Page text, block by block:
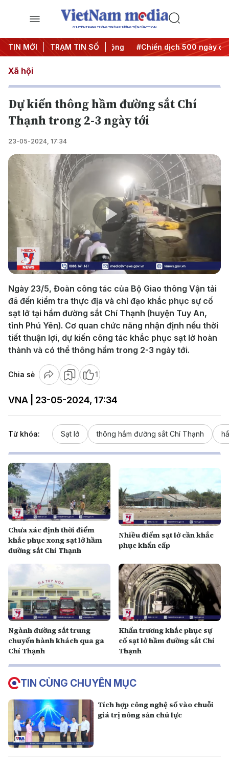
CHUYÊN TRANG THÔNG TIN ĐA PHƯƠNG TIỆN CỦA TTXVN
TIN MỚI TRẠM TIN SỐ
Nghị quyết thành hành động #Chiến dịch 500 ngày đêm
Xã hội
Dự kiến thông hầm đường sắt Chí
Thạnh trong 2-3 ngày tới
23-05-2024, 17:34
Play
Video
Ngày 23/5, Đoàn công tác của Bộ Giao thông Vận tải
đã đến kiểm tra thực địa và chỉ đạo khắc phục sự cố
sạt lở tại hầm đường sắt Chí Thạnh (huyện Tuy An,
tỉnh Phú Yên). Cơ quan chức năng nhận định nếu thời
tiết thuận lợi, dự kiến công tác khắc phục sạt lở hoàn
thành và có thể thông hầm trong 2-3 ngày tới.
Chia sẻ 1
VNA | 23-05-2024, 17:34
Từ khóa: Sạt lở thông hầm đường sắt Chí Thạnh
Chưa xác định thời điểm
khắc phục xong sạt lở hầm
đường sắt Chí Thạnh
Nhiều điểm sạt lở cần khắc
phục khẩn cấp
Ngành đường sắt trung
chuyển hành khách qua ga
Chí Thạnh
Khẩn trương khắc phục sự
cố sạt lở hầm đường sắt Chí
Thạnh
TIN CÙNG CHUYÊN MỤC
Tích hợp công nghệ số vào chuỗi
giá trị nông sản chủ lực